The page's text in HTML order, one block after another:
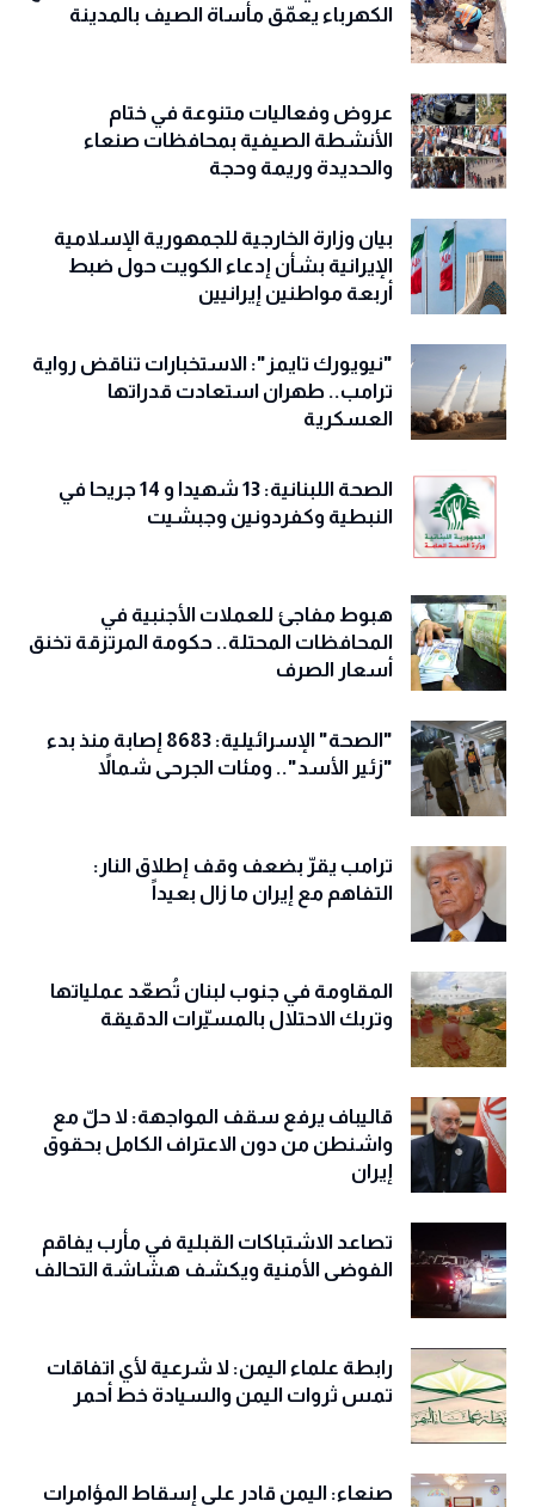
الكهرباء يعمّق مأساة الصيف بالمدينة
عروض وفعاليات متنوعة في ختام
الأنشطة الصيفية بمحافظات صنعاء
والحديدة وريمة وحجة
‏بيان وزارة الخارجية للجمهورية الإسلامية
الإيرانية بشأن إدعاء الكويت حول ضبط
أربعة مواطنين إيرانيين
"نيويورك تايمز": الاستخبارات تناقض رواية
ترامب.. طهران استعادت قدراتها
العسكرية
الصحة اللبنانية: 13 شهيدا و 14 جريحا في
النبطية وكفردونين وجبشيت
هبوط مفاجئ للعملات الأجنبية في
المحافظات المحتلة.. حكومة المرتزقة تخنق
أسعار الصرف
"الصحة" الإسرائيلية: 8683 إصابة منذ بدء
"زئير الأسد".. ومئات الجرحى شمالاً
ترامب يقرّ بضعف وقف إطلاق النار:
التفاهم مع إيران ما زال بعيداً
المقاومة في جنوب لبنان تُصعّد عملياتها
وتربك الاحتلال بالمسيّرات الدقيقة
قاليباف يرفع سقف المواجهة: لا حلّ مع
واشنطن من دون الاعتراف الكامل بحقوق
إيران
تصاعد الاشتباكات القبلية في مأرب يفاقم
الفوضى الأمنية ويكشف هشاشة التحالف
رابطة علماء اليمن: لا شرعية لأي اتفاقات
تمس ثروات اليمن والسيادة خط أحمر
صنعاء: اليمن قادر على إسقاط المؤامرات